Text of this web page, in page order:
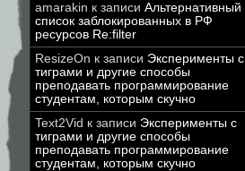
amarakin к записи Альтернативный
список заблокированных в РФ
ресурсов Re:filter
ResizeOn к записи Эксперименты с
тиграми и другие способы
преподавать программирование
студентам, которым скучно
Text2Vid к записи Эксперименты с
тиграми и другие способы
преподавать программирование
студентам, которым скучно